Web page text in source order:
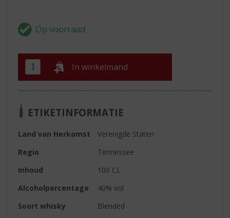
In winkelmand
ETIKETINFORMATIE
Land van Herkomst
Verenigde Staten
Regio
Tennessee
Inhoud
100 CL
Alcoholpercentage
40% vol
Soort whisky
Blended